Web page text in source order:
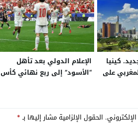
كينيا
على
الإعلام الدولي بعد تأهل
“الأسود” إلى ربع نهائي كأس
الحقول الإلزامية مشار إليها بـ*